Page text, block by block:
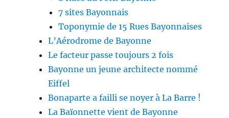
7 sites Bayonnais
Toponymie de 15 Rues Bayonnaises
L’Aérodrome de Bayonne
Le facteur passe toujours 2 fois
Bayonne un jeune architecte nommé
Eiffel
Bonaparte a failli se noyer à La Barre !
La Baïonnette vient de Bayonne